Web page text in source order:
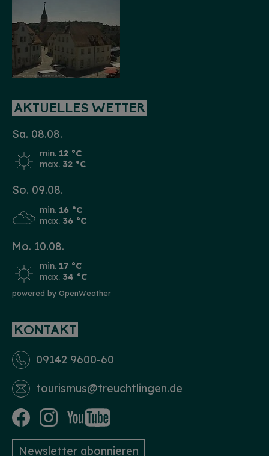
AKTUELLES WETTER
Sa. 08.08.
min. 12 °C
max. 32 °C
So. 09.08.
min. 16 °C
max. 36 °C
Mo. 10.08.
min. 17 °C
max. 34 °C
powered by OpenWeather
KONTAKT
09142 9600-60
tourismus­@treuchtlingen.de
Newsletter abonnieren